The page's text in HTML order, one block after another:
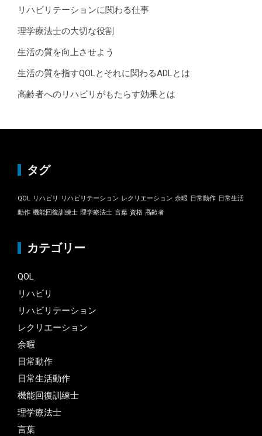
リハビリテーションに関わる仕事
理学療法士の大切な役割
生活の質を向上させよう
生活の質を指すQOLとそれに関わるADLとは
高齢者へのリハビリがもたらす効果とは
タグ
QOL リハビリ リハビリテーション レクリエーション 余暇 日常動作 日常生活
動作 機能回復訓練士 理学療法士 言葉 資格 高齢者
カテゴリー
QOL
リハビリ
リハビリテーション
レクリエーション
余暇
日常動作
日常生活動作
機能回復訓練士
理学療法士
言葉